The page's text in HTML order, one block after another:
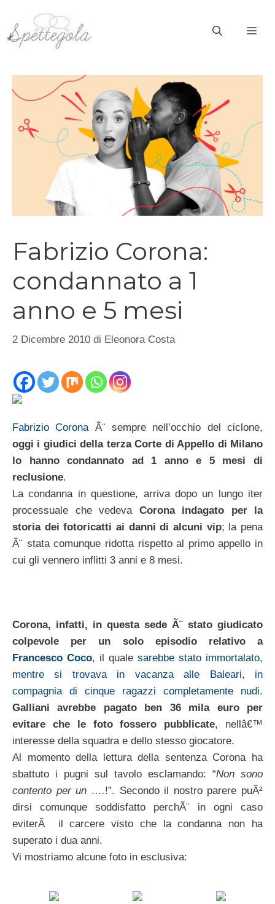
contenuto
Fabrizio Corona:
condannato a 1
anno e 5 mesi
2 Dicembre 2010 di Eleonora Costa
Fabrizio CoronaÃ¨ sempre nell’occhio del ciclone,
oggi i giudici della terza Corte di Appello di Milano
lo hanno condannato ad 1 anno e 5 mesi di
reclusione.
La condanna in questione, arriva dopo un lungo iter
processuale che vedeva Corona indagato per la
storia dei fotoricatti ai danni di alcuni vip; la pena
Ã¨ stata comunque ridotta rispetto al primo appello in
cui gli vennero inflitti 3 anni e 8 mesi.
Corona, infatti, in questa sede Ã¨ stato giudicato
colpevole per un solo episodio relativo a
Francesco Coco, il quale sarebbe stato immortalato,
mentre si trovava in vacanza alle Baleari, in
compagnia di cinque ragazzi completamente nudi.
Galliani avrebbe pagato ben 36 mila euro per
evitare che le foto fossero pubblicate, nellâ€™
interesse della squadra e dello stesso giocatore.
Al momento della lettura della sentenza Corona ha
sbattuto i pugni sul tavolo esclamando: “Non sono
contento per un ….!”. Secondo il nostro parere puÃ²
dirsi comunque soddisfatto perchÃ¨ in ogni caso
eviterÃ il carcere visto che la condanna non ha
superato i dua anni.
Vi mostriamo alcune foto in esclusiva: